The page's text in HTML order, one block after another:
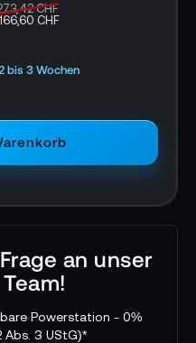
CHF
166,60 CHF
bis 3 Wochen
an unser
Powerstation - 0%
Abs. 3 UStG)*